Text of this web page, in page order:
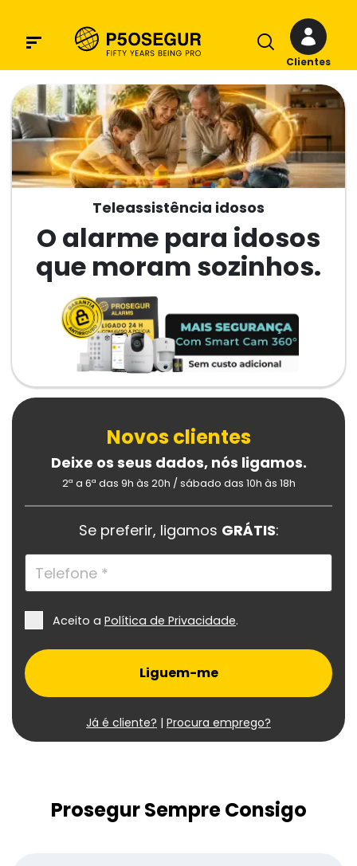
Clientes
Teleassistência idosos
O alarme para idosos
que moram sozinhos.
Novos clientes
Deixe os seus dados, nós ligamos.
2ª a 6ª das 9h às 20h /sábado das 10h às 18h
Se preferir, ligamos GRÁTIS:
Aceito a Política de Privacidade.
Liguem-me
Já é cliente? | Procura emprego?
Prosegur Sempre Consigo